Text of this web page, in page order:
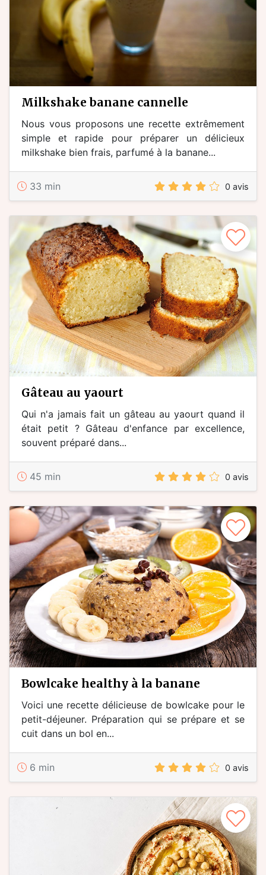
milkshake banane cannelle
Nous vous proposons une recette extrêmement
simple et rapide pour préparer un délicieux
milkshake bien frais, parfumé à la banane...
33 min 0 avis
gâteau au yaourt
Qui n'a jamais fait un gâteau au yaourt quand il
était petit ? Gâteau d'enfance par excellence,
souvent préparé dans...
45 min 0 avis
bowlcake healthy à la banane
Voici une recette délicieuse de bowlcake pour le
petit-déjeuner. Préparation qui se prépare et se
cuit dans un bol en...
6 min 0 avis